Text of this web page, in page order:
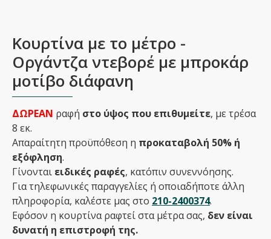
Κουρτίνα με το μέτρο -
Oργάντζα ντεβορέ με μπροκάρ
μοτίβο διάφανη
ΔΩΡΕΑΝ ραφή στο ύψος που επιθυμείτε, με τρέσα
8 εκ.
Απαραίτητη προϋπόθεση η προκαταβολή 50% ή
εξόφληση.
Γίνονται ειδικές ραφές, κατόπιν συνεννόησης.
Για τηλεφωνικές παραγγελίες ή οποιαδήποτε άλλη
πληροφορία, καλέστε μας στο 210-2400374.
Εφόσον η κουρτίνα ραφτεί στα μέτρα σας, δεν είναι
δυνατή η επιστροφή της.